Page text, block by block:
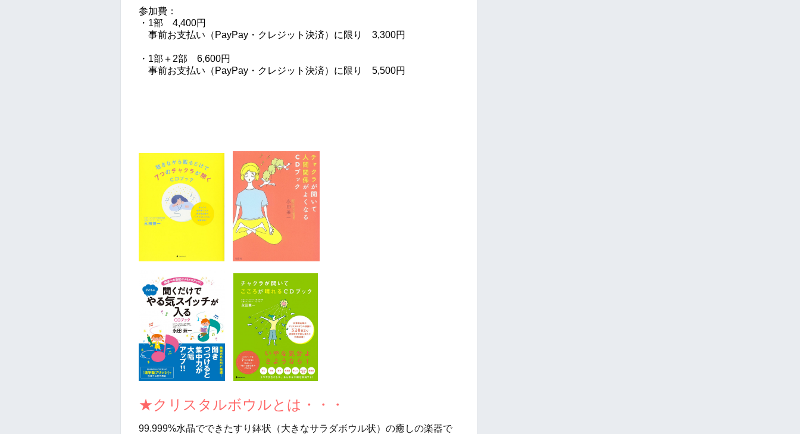
参加費：
・1部 4,400円
事前お支払い（PayPay・クレジット決済）に限り 3,300円
・1部＋2部 6,600円
事前お支払い（ PayPay・ クレジット決済）に限り 5,500円
★クリスタルボウルとは・・・
99.999%水晶でできたすり鉢状（大きなサラダボウル状）の癒しの楽器で